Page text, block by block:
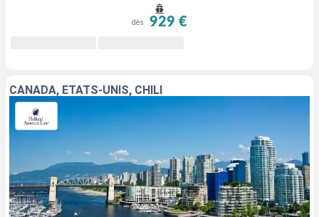
dès 929 €
CANADA, ÉTATS-UNIS, CHILI